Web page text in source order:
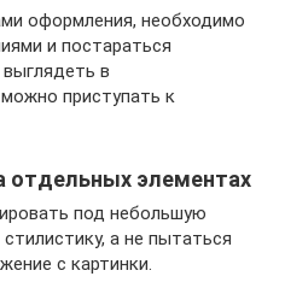
оформления, необходимо
и постараться
в
приступать к
отдельных элементах
под небольшую
а не пытаться
с картинки.